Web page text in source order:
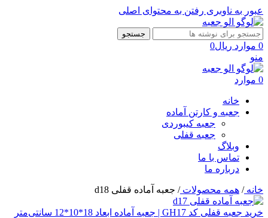
عبور به ناوبری رفتن به محتوای اصلی
جستجو
0 موارد ریال0
منو
0 موارد
خانه
جعبه و کارتن آماده
جعبه کیبوردی
جعبه قفلی
وبلاگ
تماس با ما
درباره ما
خانه/ همه محصولات/ جعبه آماده قفلی d18
خرید جعبه قفلی کد GH17 | جعبه آماده ابعاد 18*10*12 سانتی‌متر